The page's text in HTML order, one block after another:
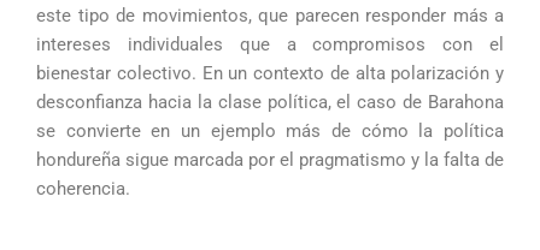
este tipo de movimientos, que parecen responder más a
intereses individuales que a compromisos con el
bienestar colectivo. En un contexto de alta polarización y
desconfianza hacia la clase política, el caso de Barahona
se convierte en un ejemplo más de cómo la política
hondureña sigue marcada por el pragmatismo y la falta de
coherencia.